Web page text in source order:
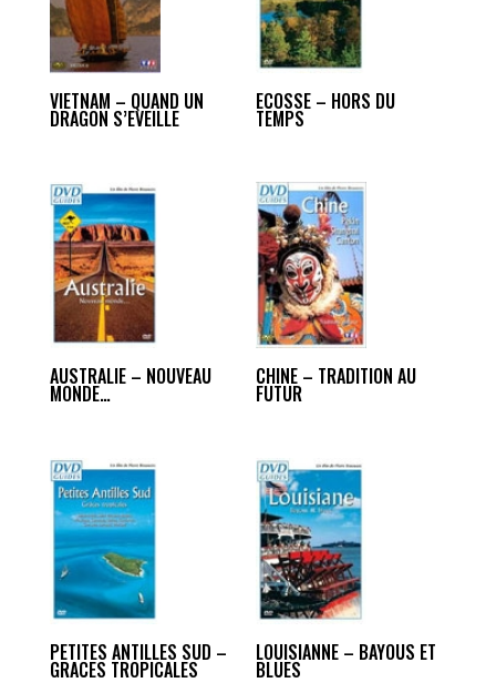
VIETNAM – QUAND UN
DRAGON S’EVEILLE
ECOSSE – HORS DU
TEMPS
AUSTRALIE – NOUVEAU
MONDE…
CHINE – TRADITION AU
FUTUR
PETITES ANTILLES SUD –
GRACES TROPICALES
LOUISIANNE – BAYOUS ET
BLUES